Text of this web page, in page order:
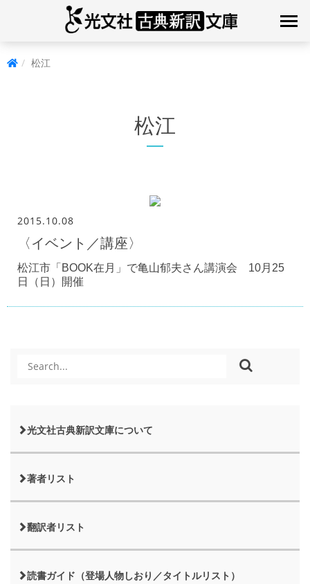
松江
松江
2015.10.08
〈イベント／講座〉
松江市「BOOK在月」で亀山郁夫さん講演会 10月25
日（日）開催
光文社古典新訳文庫について
著者リスト
翻訳者リスト
読書ガイド（登場人物しおり／タイトルリスト）